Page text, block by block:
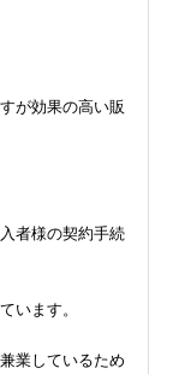
が効果の高い販
者様の契約手続
います。
業しているため